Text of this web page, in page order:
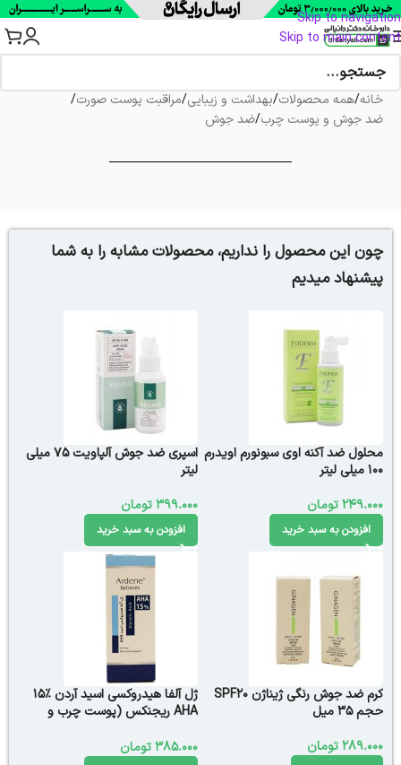
Skip to navigation
Skip to main content
خانه/همه محصولات/بهداشت و زیبایی/مراقبت پوست صورت/
ضد جوش و پوست چرب/ضد جوش
چون این محصول را نداریم، محصولات مشابه را به شما
پیشنهاد میدیم
محلول ضد آکنه اوی سبونورم اویدرم
100 میلی لیتر
249.000تومان
افزودن به سبد خرید
اسپری ضد جوش آلپاویت 75 میلی
لیتر
399.000تومان
افزودن به سبد خرید
کرم ضد جوش رنگی ژیناژن SPF20
حجم 35 میل
289.000تومان
ژل آلفا هیدروکسی اسید آردن %15
AHA ریجنکس (پوست چرب و
385.000تومان